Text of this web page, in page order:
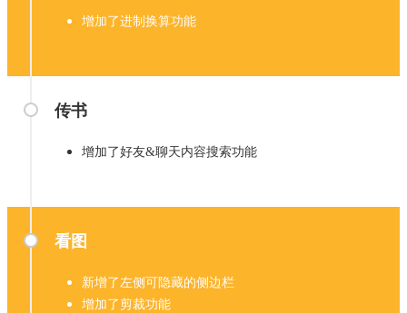
增加了进制换算功能
传书
增加了好友&聊天内容搜索功能
看图
新增了左侧可隐藏的侧边栏
增加了剪裁功能